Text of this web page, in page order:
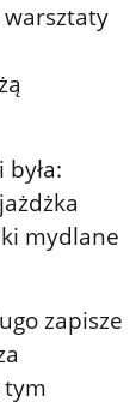
warsztaty
mydlane
zapisze
tym